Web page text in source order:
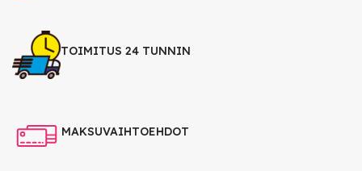
TOIMITUS 24 TUNNIN
MAKSUVAIHTOEHDOT